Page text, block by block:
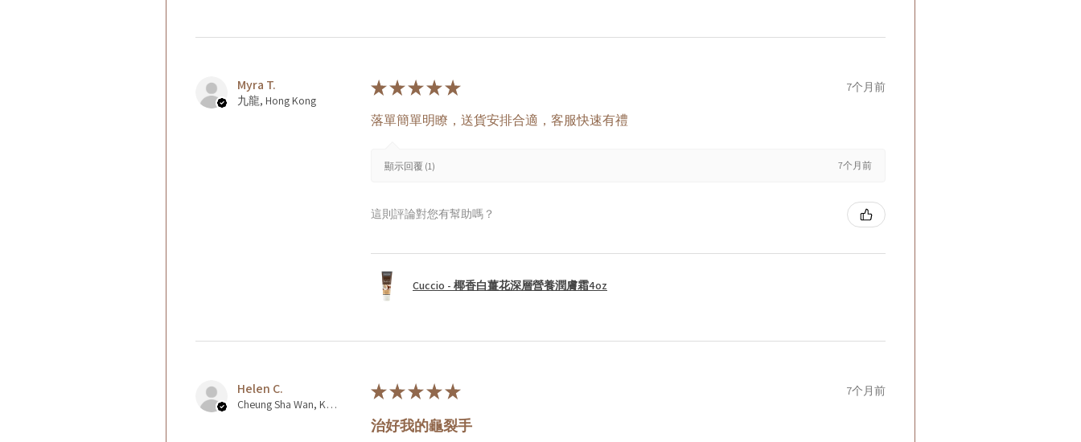
Myra T.
九龍, Hong Kong
★★★★★ 7个月前
落單簡單明瞭，送貨安排合適，客服快速有禮
顯示回覆 (1) 7个月前
這則評論對您有幫助嗎？
Cuccio - 椰香白薑花深層營養潤膚霜4oz
Helen C.
Cheung Sha Wan, Kowloon., Hong Kong
★★★★★ 7个月前
治好我的龜裂手